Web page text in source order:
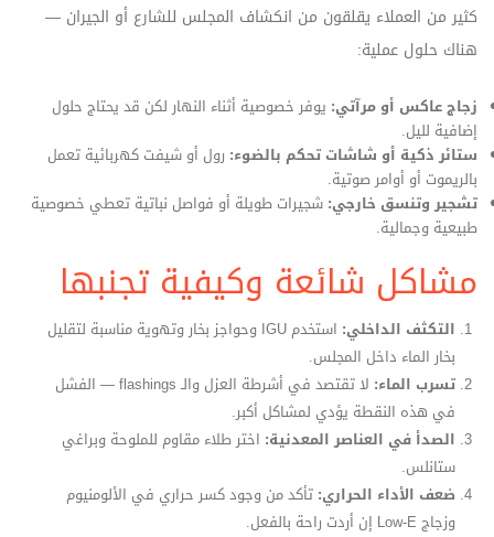
كثير من العملاء يقلقون من انكشاف المجلس للشارع أو الجيران —
هناك حلول عملية:
زجاج عاكس أو مرآتي: يوفر خصوصية أثناء النهار لكن قد يحتاج حلول
إضافية لليل.
ستائر ذكية أو شاشات تحكم بالضوء: رول أو شيفت كهربائية تعمل
بالريموت أو أوامر صوتية.
تشجير وتنسق خارجي: شجيرات طويلة أو فواصل نباتية تعطي خصوصية
طبيعية وجمالية.
مشاكل شائعة وكيفية تجنبها
التكثف الداخلي:
استخدم IGU وحواجز بخار وتهوية مناسبة لتقليل
بخار الماء داخل المجلس.
تسرب الماء:
لا تقتصد في أشرطة العزل والـ flashings — الفشل
في هذه النقطة يؤدي لمشاكل أكبر.
الصدأ في العناصر المعدنية: اختر طلاء مقاوم للملوحة وبراغي
ستانلس.
ضعف الأداء الحراري: تأكد من وجود كسر حراري في الألومنيوم
وزجاج Low‑E إن أردت راحة بالفعل.